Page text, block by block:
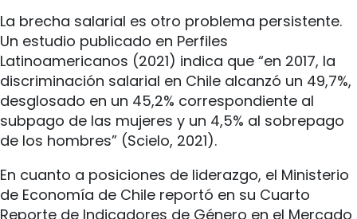
La brecha salarial es otro problema persistente.
Un estudio publicado en Perfiles
Latinoamericanos (2021) indica que “en 2017, la
discriminación salarial en Chile alcanzó un 49,7%,
desglosado en un 45,2% correspondiente al
subpago de las mujeres y un 4,5% al sobrepago
de los hombres” (Scielo, 2021).
En cuanto a posiciones de liderazgo, el Ministerio
de Economía de Chile reportó en su Cuarto
Reporte de Indicadores de Género en el Mercado